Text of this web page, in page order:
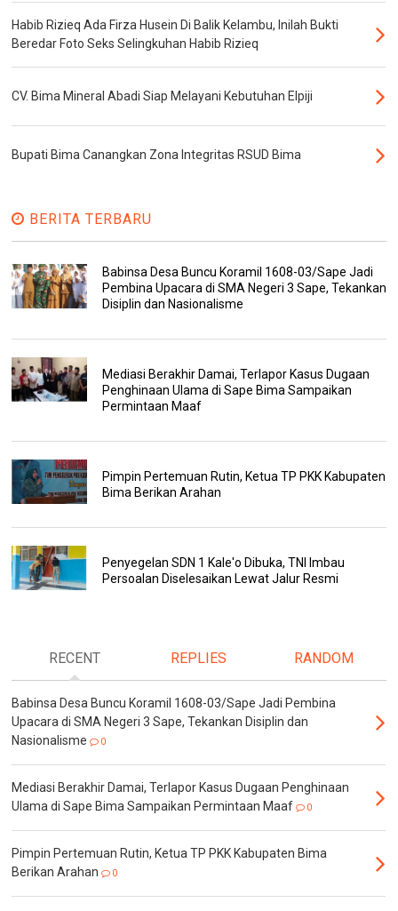
Habib Rizieq Ada Firza Husein Di Balik Kelambu, Inilah Bukti
Beredar Foto Seks Selingkuhan Habib Rizieq
CV. Bima Mineral Abadi Siap Melayani Kebutuhan Elpiji
Bupati Bima Canangkan Zona Integritas RSUD Bima
BERITA TERBARU
Babinsa Desa Buncu Koramil 1608-03/Sape Jadi
Pembina Upacara di SMA Negeri 3 Sape, Tekankan
Disiplin dan Nasionalisme
Mediasi Berakhir Damai, Terlapor Kasus Dugaan
Penghinaan Ulama di Sape Bima Sampaikan
Permintaan Maaf
Pimpin Pertemuan Rutin, Ketua TP PKK Kabupaten
Bima Berikan Arahan
Penyegelan SDN 1 Kale'o Dibuka, TNI Imbau
Persoalan Diselesaikan Lewat Jalur Resmi
RECENT REPLIES RANDOM
Babinsa Desa Buncu Koramil 1608-03/Sape Jadi Pembina
Upacara di SMA Negeri 3 Sape, Tekankan Disiplin dan
Nasionalisme
0
Mediasi Berakhir Damai, Terlapor Kasus Dugaan Penghinaan
Ulama di Sape Bima Sampaikan Permintaan Maaf
0
Pimpin Pertemuan Rutin, Ketua TP PKK Kabupaten Bima
Berikan Arahan
0